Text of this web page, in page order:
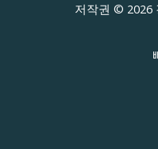
저작권 © 2026